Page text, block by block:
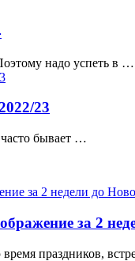
надо успеть в …
23
часто бывает …
за 2
праздников,